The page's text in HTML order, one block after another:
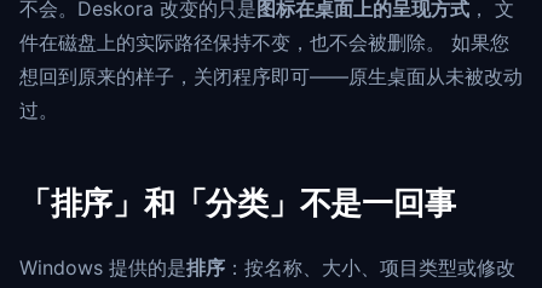
不会。Deskora 改变的只是 图标在桌面上的呈现方式 ， 文
件在磁盘上的实际路径保持不变，也不会被删除。 如果您
想回到原来的样子，关闭程序即可——原生桌面从未被改动
过。
「排序」和「分类」不是一回事
Windows 提供的是排序 ：按名称、大小、项目类型或修改